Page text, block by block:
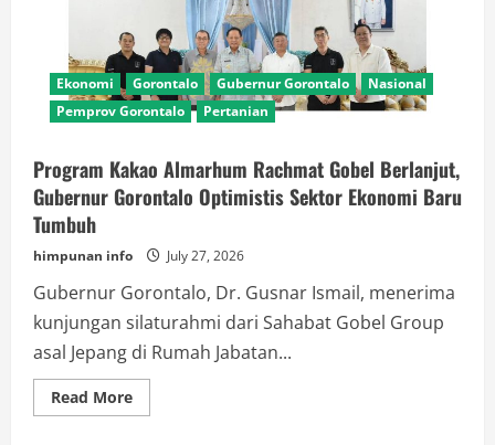
Ekonomi Gorontalo Gubernur Gorontalo
Nasional
Pemprov Gorontalo
Pertanian
Program Kakao Almarhum Rachmat Gobel Berlanjut,
Gubernur Gorontalo Optimistis Sektor Ekonomi Baru
Tumbuh
himpunan info July 27, 2026
Gubernur Gorontalo, Dr. Gusnar Ismail, menerima
kunjungan silaturahmi dari Sahabat Gobel Group
asal Jepang di Rumah Jabatan...
Read MoreRead
more